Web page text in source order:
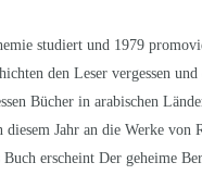
studiert und 1979
den Leser vergessen
Bücher in arabischen
Jahr an die Werke
Buch erscheint Der geheime